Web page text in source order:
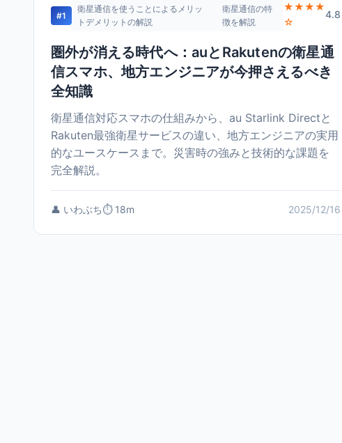
#1
衛星通信を使うことによるメリッ
トデメリットの解説
衛星通信の特
徴を解説
★★★★
☆
4.8
圏外が消える時代へ：auとRakutenの衛星通
信スマホ、地方エンジニアが今押さえるべき
全知識
衛星通信対応スマホの仕組みから、au Starlink Directと
Rakuten最強衛星サービスの違い、地方エンジニアの実用
的なユースケースまで。災害時の強みと技術的な課題を
完全解説。
👤 いわぶち⏱️ 18m 2025/12/16